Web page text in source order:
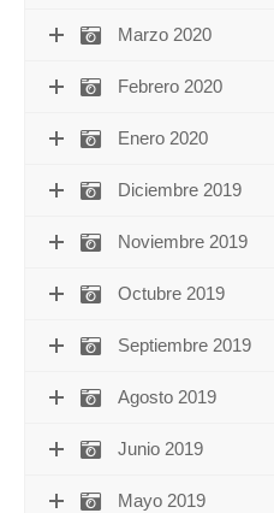
Marzo 2020
Febrero 2020
Enero 2020
Diciembre 2019
Noviembre 2019
Octubre 2019
Septiembre 2019
Agosto 2019
Junio 2019
Mayo 2019